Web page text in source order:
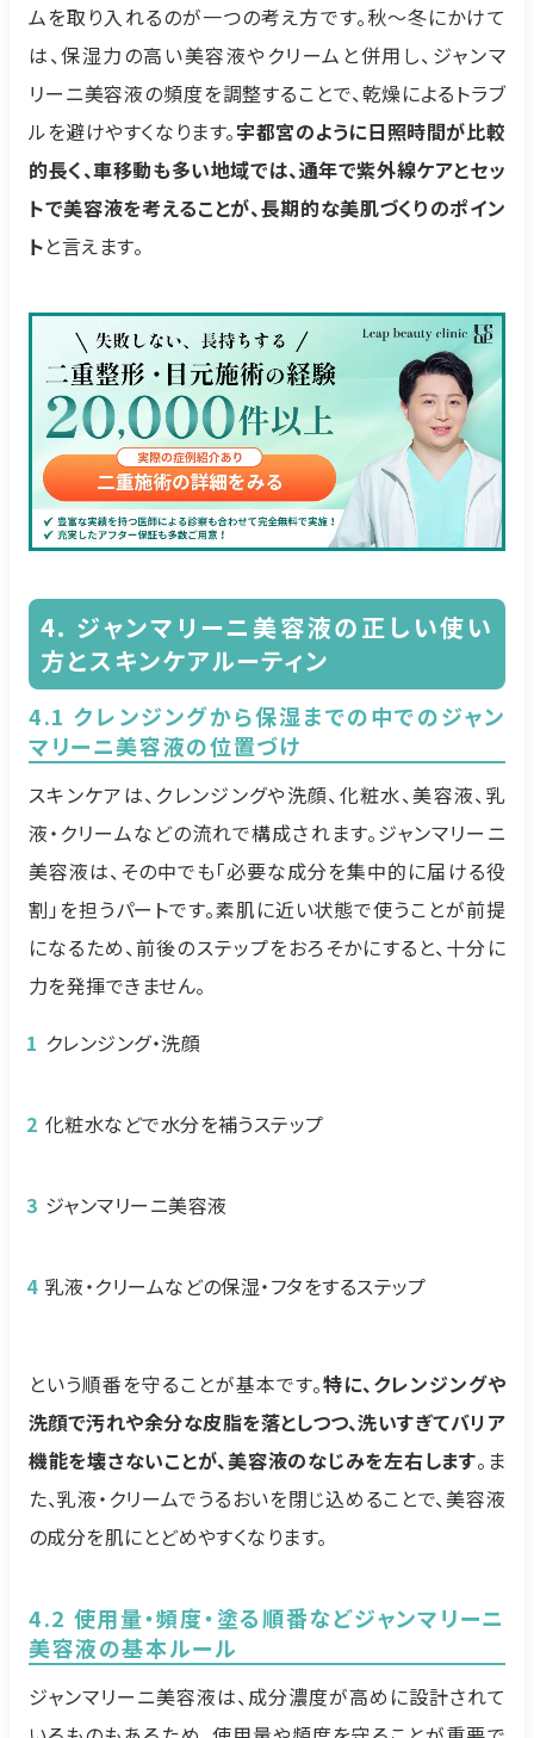
ムを取り入れるのが一つの考え方です。秋〜冬にかけて
は、保湿力の高い美容液やクリームと併用し、ジャンマ
リーニ美容液の頻度を調整することで、乾燥によるトラブ
ルを避けやすくなります。宇都宮のように日照時間が比較
的長く、車移動も多い地域では、通年で紫外線ケアとセッ
トで美容液を考えることが、長期的な美肌づくりのポイン
トと言えます。
4. ジャンマリーニ美容液の正しい使い
方とスキンケアルーティン
4.1 クレンジングから保湿までの中でのジャン
マリーニ美容液の位置づけ
スキンケアは、クレンジングや洗顔、化粧水、美容液、乳
液・クリームなどの流れで構成されます。ジャンマリーニ
美容液は、その中でも「必要な成分を集中的に届ける役
割」を担うパートです。素肌に近い状態で使うことが前提
になるため、前後のステップをおろそかにすると、十分に
力を発揮できません。
クレンジング・洗顔
化粧水などで水分を補うステップ
ジャンマリーニ美容液
乳液・クリームなどの保湿・フタをするステップ
という順番を守ることが基本です。特に、クレンジングや
洗顔で汚れや余分な皮脂を落としつつ、洗いすぎてバリア
機能を壊さないことが、美容液のなじみを左右します。ま
た、乳液・クリームでうるおいを閉じ込めることで、美容液
の成分を肌にとどめやすくなります。
4.2 使用量・頻度・塗る順番などジャンマリーニ
美容液の基本ルール
ジャンマリーニ美容液は、成分濃度が高めに設計されて